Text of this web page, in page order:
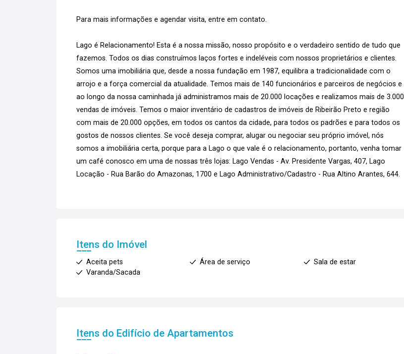
Para mais informações e agendar visita, entre em contato.
Lago é Relacionamento! Esta é a nossa missão, nosso propósito e o verdadeiro sentido de tudo que
fazemos. Todos os dias construímos laços fortes e indeléveis com nossos proprietários e clientes.
Somos uma imobiliária que, desde a nossa fundação em 1987, equilibra a tradicionalidade com o
arrojo e a força comercial da atualidade. Temos mais de 140 funcionários e parceiros de negócios e
ao longo da nossa caminhada já administramos mais de 20.000 locações e realizamos mais de 3.000
vendas de imóveis. Temos o maior inventário de cadastros de imóveis de Ribeirão Preto e região
com mais de 20.000 opções, em todos os cantos da cidade, para todos os padrões e para todos os
gostos de nossos clientes. Se você deseja comprar, alugar ou negociar seu próprio imóvel, nós
somos a imobiliária certa, porque para a Lago o que vale é o relacionamento, portanto, venha tomar
um café conosco em uma de nossas três lojas: Lago Vendas - Av. Presidente Vargas, 407, Lago
Locação - Rua Barão do Amazonas, 1700 e Lago Administrativo/Cadastro - Rua Altino Arantes, 644.
Itens do Imóvel
Aceita pets Área de serviço
Sala de estar
Varanda/Sacada
Itens do Edifício de Apartamentos